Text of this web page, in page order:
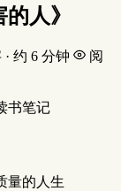
人》
· 约 6 分钟
阅
书笔记
量的人生